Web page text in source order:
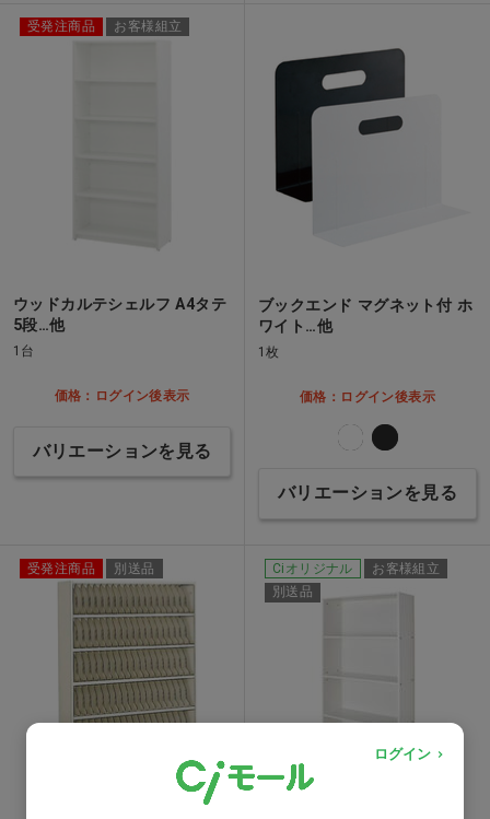
受発注商品 お客様組立
ウッドカルテシェルフ A4タテ
5段…他
1台
価格：ログイン後表示
バリエーションを見る
ブックエンド マグネット付 ホ
ワイト…他
1枚
価格：ログイン後表示
バリエーションを見る
受発注商品 別送品 Ciオリジナル
お客様組立
別送品
ログイン